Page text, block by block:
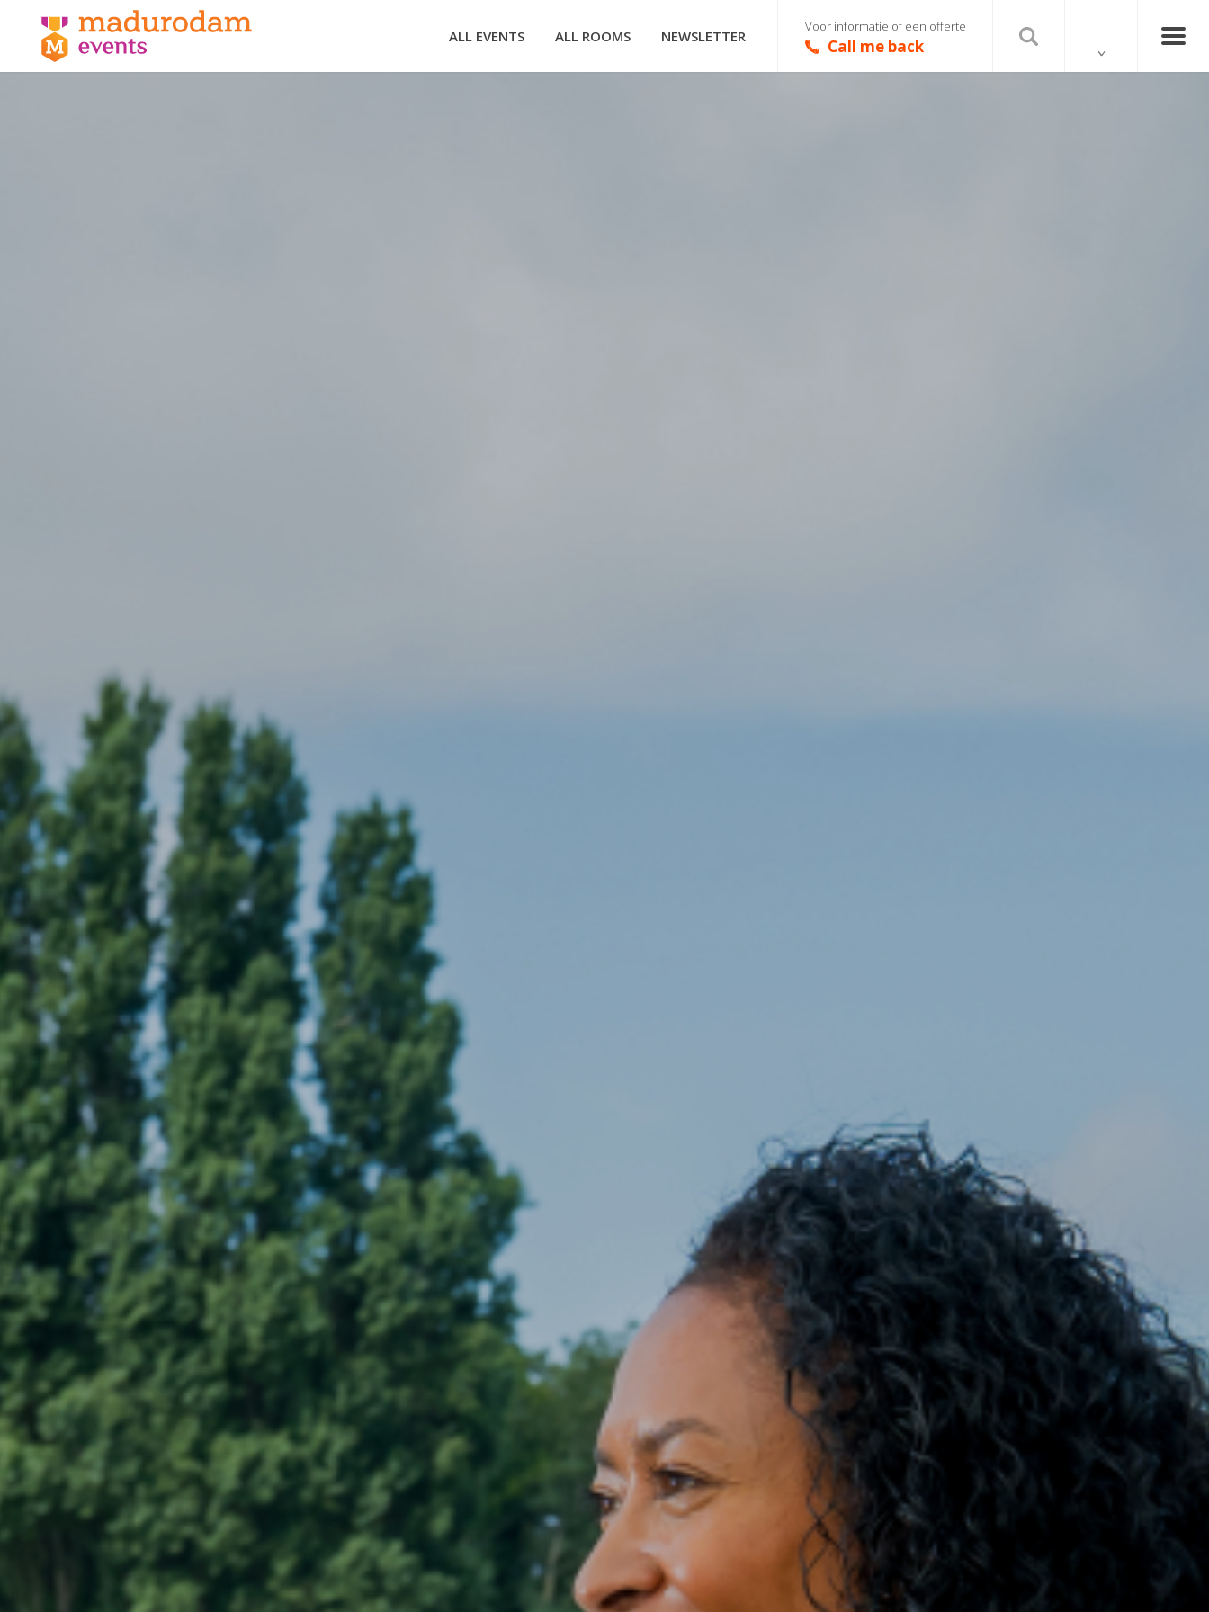
ALL EVENTS ALL ROOMS NEWSLETTER
Voor informatie of een offerte
Call me back